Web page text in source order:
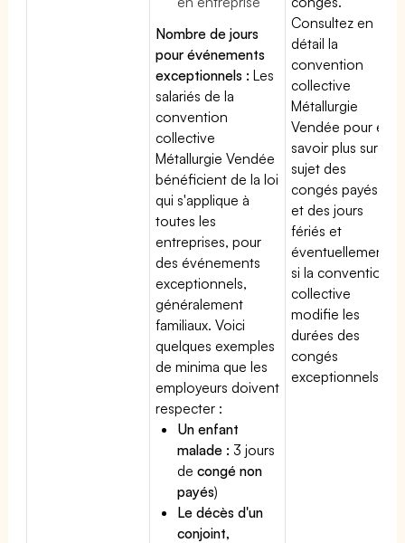
Nombre de jours
pour événements
exceptionnels : Les
salariés de la
convention
collective
Métallurgie Vendée
bénéficient de la loi
qui s'applique à
toutes les
entreprises, pour
des événements
exceptionnels,
généralement
familiaux. Voici
quelques exemples
de minima que les
employeurs doivent
respecter :
Un enfant
malade : 3 jours
decongé non
payés)
Le décès d'un
conjoint,
Consultez en
détail la
convention
collective
Métallurgie
Vendée pour en
savoir plus sur le
sujet des
congés payés
et des jours
fériés et
éventuellement
si la convention
collective
modifie les
durées des
congés
exceptionnels.